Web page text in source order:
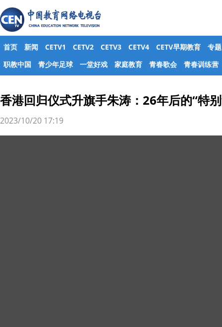
首页 新闻 CETV1 CETV2 CETV3 CETV4 CETV早期教育
专题
职教中国
青少年足球 一堂好戏 家庭教育 青春歌会 青春训练营
香港回归仪式升旗手朱涛：26年后的“特
2023/10/20 17:19